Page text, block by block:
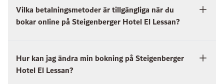
Vilka betalningsmetoder är tillgängliga när du
bokar online på Steigenberger Hotel El Lessan?
Hur kan jag ändra min bokning på Steigenberger
Hotel El Lessan?